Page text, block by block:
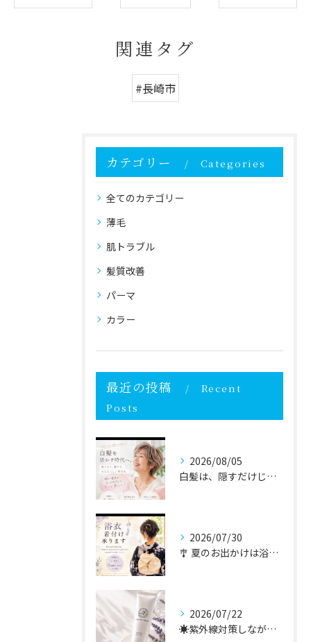
関連タグ
#長崎市
カテゴリー Categories
全てのカテゴリー
薄毛
肌トラブル
髪質改善
パーマ
カラー
最近の投稿
Recent
Posts
2026/08/05
白髪は、隠すだけじゃなく自分らしく活かす時代へ✨
2026/07/30
🎐 夏のお出かけは浴衣で🎐
2026/07/22
☀️紫外線対策しながら、毎日のスキンケアを。